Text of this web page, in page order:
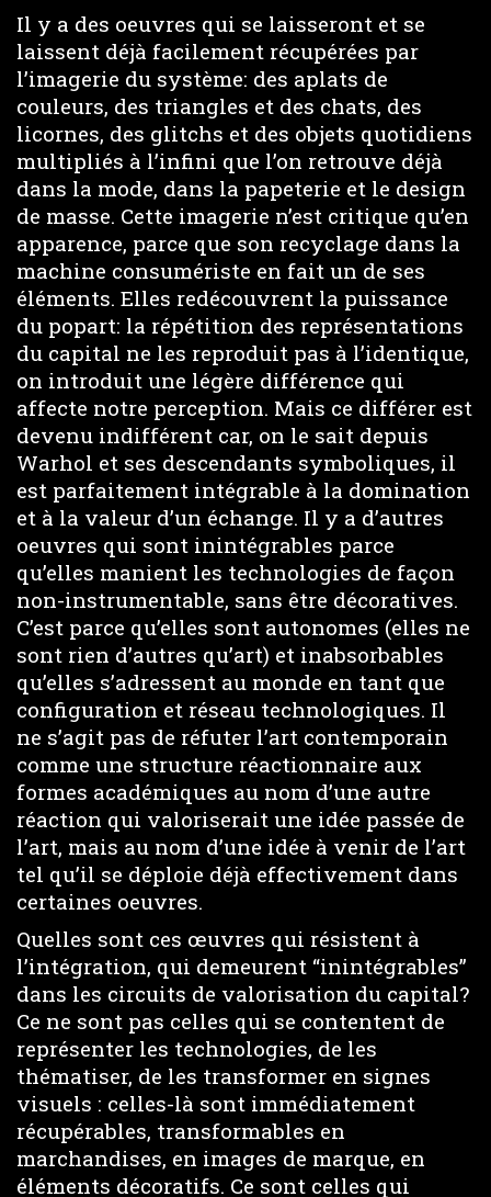
Il y a des oeuvres qui se laisseront et se
laissent déjà facilement récupérées par
l’imagerie du système: des aplats de
couleurs, des triangles et des chats, des
licornes, des glitchs et des objets quotidiens
multipliés à l’infini que l’on retrouve déjà
dans la mode, dans la papeterie et le design
de masse. Cette imagerie n’est critique qu’en
apparence, parce que son recyclage dans la
machine consumériste en fait un de ses
éléments. Elles redécouvrent la puissance
du popart: la répétition des représentations
du capital ne les reproduit pas à l’identique,
on introduit une légère différence qui
affecte notre perception. Mais ce différer est
devenu indifférent car, on le sait depuis
Warhol et ses descendants symboliques, il
est parfaitement intégrable à la domination
et à la valeur d’un échange. Il y a d’autres
oeuvres qui sont inintégrables parce
qu’elles manient les technologies de façon
non-instrumentable, sans être décoratives.
C’est parce qu’elles sont autonomes (elles ne
sont rien d’autres qu’art) et inabsorbables
qu’elles s’adressent au monde en tant que
configuration et réseau technologiques. Il
ne s’agit pas de réfuter l’art contemporain
comme une structure réactionnaire aux
formes académiques au nom d’une autre
réaction qui valoriserait une idée passée de
l’art, mais au nom d’une idée à venir de l’art
tel qu’il se déploie déjà effectivement dans
certaines oeuvres.
Quelles sont ces œuvres qui résistent à
l’intégration, qui demeurent “inintégrables”
dans les circuits de valorisation du capital?
Ce ne sont pas celles qui se contentent de
représenter les technologies, de les
thématiser, de les transformer en signes
visuels : celles-là sont immédiatement
récupérables, transformables en
marchandises, en images de marque, en
éléments décoratifs. Ce sont celles qui